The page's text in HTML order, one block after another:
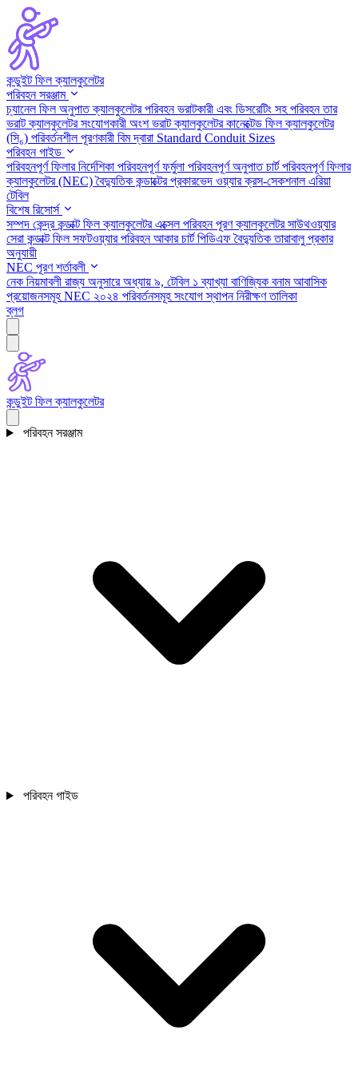
কন্ডুইট ফিল ক্যালকুলেটর
পরিবহন সরঞ্জাম
চ্যানেল ফিল অনুপাত ক্যালকুলেটরপরিবহন ভরাটকারী এবং ডিসরেটিং সহপরিবহন তার
ভরাট ক্যালকুলেটরসংযোগকারী অংশ ভরাট ক্যালকুলেটরকানেক্টেড ফিল ক্যালকুলেটর
(সি₆) পরিবর্তনশীল পূরণকারী বিম দ্বারা Standard Conduit Sizes
পরিবহন গাইড
পরিবহনপূর্ণ ফিলার নির্দেশিকা পরিবহনপূর্ণ ফর্মুলা পরিবহনপূর্ণ অনুপাত চার্টপরিবহনপূর্ণ ফিলার
ক্যালকুলেটর (NEC)বৈদ্যুতিক কন্ডাক্টের প্রকারভেদ ওয়্যার ক্রস-সেকশনাল এরিয়া
টেবিল
বিশেষ রিসোর্স
সম্পদ কেন্দ্রকন্ডাক্ট ফিল ক্যালকুলেটর এক্সেলপরিবহন পূরণ ক্যালকুলেটর সাউথওয়্যার
সেরা কন্ডাক্ট ফিল সফটওয়্যারপরিবহন আকার চার্ট পিডিএফবৈদ্যুতিক তারাবালু প্রকার
অনুযায়ী
NEC পূরণ শর্তাবলী
নেক নিয়মাবলী রাজ্য অনুসারেঅধ্যায় ৯, টেবিল ১ ব্যাখ্যা বাণিজ্যিক বনাম আবাসিক
প্রয়োজনসমূহNEC ২০২৪ পরিবর্তনসমূহসংযোগ স্থাপন নিরীক্ষণ তালিকা
ব্লগ
কন্ডুইট ফিল ক্যালকুলেটর
পরিবহন সরঞ্জাম
পরিবহন গাইড